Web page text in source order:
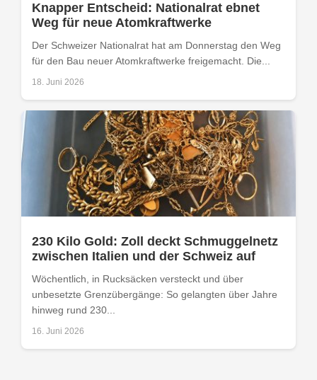
Knapper Entscheid: Nationalrat ebnet
Weg für neue Atomkraftwerke
Der Schweizer Nationalrat hat am Donnerstag den Weg
für den Bau neuer Atomkraftwerke freigemacht. Die...
18. Juni 2026
230 Kilo Gold: Zoll deckt Schmuggelnetz
zwischen Italien und der Schweiz auf
Wöchentlich, in Rucksäcken versteckt und über
unbesetzte Grenzübergänge: So gelangten über Jahre
hinweg rund 230...
16. Juni 2026